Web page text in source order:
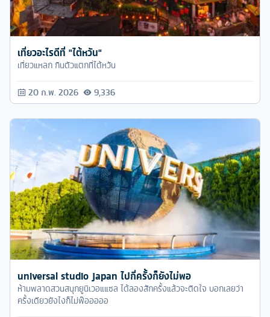
เที่ยวอะไรดีที่ "ไต้หวัน"
เที่ยวแหลก กินตัวแตกที่ไต้หวัน
20 ก.พ. 2026 9,336
universal studio japan ไปกี่ครั้งก็ยังไม่พอ
ห้ามพลาดสวนสนุกยูนิเวอแแซล ได้ลองสักครั้งแล้วจะติดใจ บอกเลยว่า
ครั้งเดียวยังไงก็ไม่พ๊อออออ